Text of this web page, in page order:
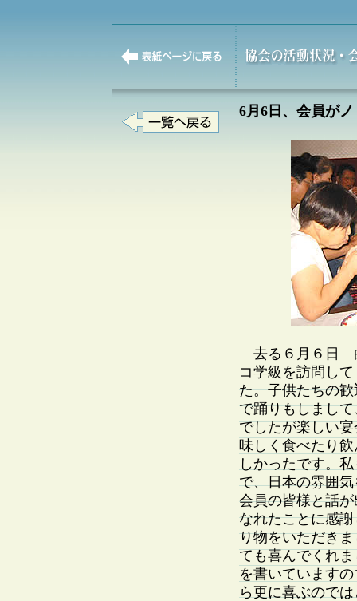
6月6日、会員が
去る６月６日 白
コ学級を訪問し
た。子供たちの
で踊りもしまし
でしたが楽しい
味しく食べたり
しかったです。
で、日本の雰囲
会員の皆様と話
なれたことに感
り物をいただき
ても喜んでくれ
を書いています
ら更に喜ぶので